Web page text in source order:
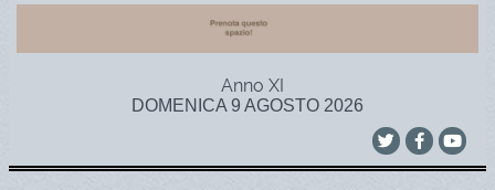
Anno XI
DOMENICA 9 AGOSTO 2026